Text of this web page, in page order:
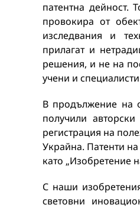
патентна дейност.
провокира от
изследвания и
прилагат и
решения, и не на
учени и
В продължение на
получили
регистрация на
Украйна. Патенти
като „Изобретение
С наши
световни